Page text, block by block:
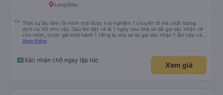
Long Điền
Thật sự lâu lắm rồi mình mới được trải nghiệm 1 chuyến đi mà chất lượng
dịch vụ tốt như vậy. Sau khi đặt vé là 1 ngày sau nhà xe đã gọi xác nhận vé
cho mình, trước giờ khởi hành 1 tiếng là nhà xe lại gọi xác nhận 1 lần nữa và
cung cấp số đt của bác tài và số xe. Dịch vụ tốt, xe sạch sẽ và bác tài chạy
Xem thêm
Xác nhận chỗ ngay lập tức
Xem giá